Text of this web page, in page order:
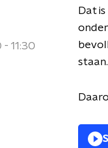
11:30
Dat
staan.